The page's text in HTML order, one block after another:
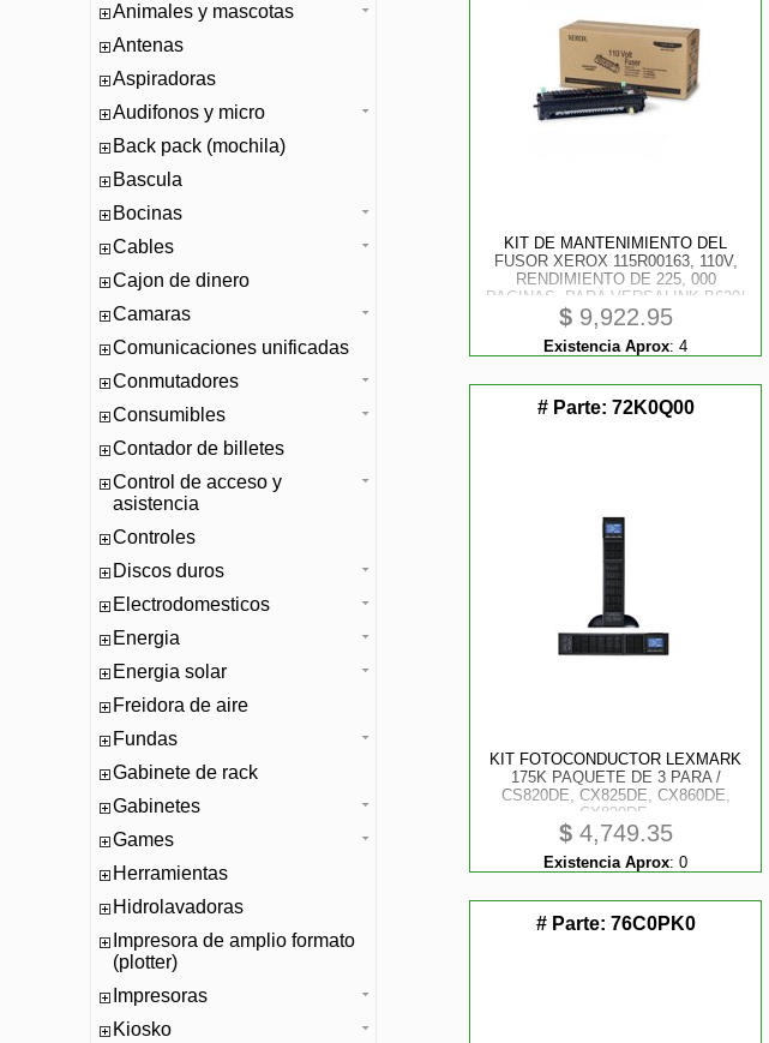
Animales y mascotas
Antenas
Aspiradoras
Audifonos y micro
Back pack (mochila)
Bascula
Bocinas
Cables
Cajon de dinero
Camaras
Comunicaciones unificadas
Conmutadores
Consumibles
Contador de billetes
Control de acceso y
asistencia
Controles
Discos duros
Electrodomesticos
Energia
Energia solar
Freidora de aire
Fundas
Gabinete de rack
Gabinetes
Games
Herramientas
Hidrolavadoras
Impresora de amplio formato
(plotter)
Impresoras
Kiosko
KIT DE MANTENIMIENTO DEL
FUSOR XEROX 115R00163, 110V,
RENDIMIENTO DE 225, 000
PAGINAS, PARA VERSALINK B620/
B625
$9,922.95
Existencia Aprox: 4
# Parte: 72K0Q00
KIT FOTOCONDUCTOR LEXMARK
175K PAQUETE DE 3 PARA /
CS820DE, CX825DE, CX860DE,
CX820DE,
$4,749.35
Existencia Aprox: 0
# Parte: 76C0PK0